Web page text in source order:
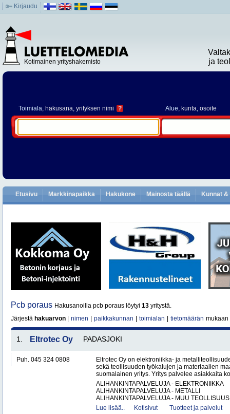
Kirjaudu
Kotimainen yrityshakemisto
ja
Toimiala, hakusana, yrityksen nimi ? Alue, kunta, osoite
Etusivu Markkinapaikka Hakukone Mainosta täällä Kunnat
Pcb poraus Hakusanoilla pcb poraus löytyi 13 yritystä.
Järjestä hakuarvon nimen paikkakunnan toimialan tietomäärän mukaan
1. Eltrotec Oy PADASJOKI
Puh. 045 324 0808
Eltrotec Oy on elektroniikka- ja
sekä teollisuuden työkalujen ja materiaalien
suomalainen yritys. Yritys palvelee asiakkaita
ALIHANKINTAPALVELUJA - ELEKTRONIIKKA
ALIHANKINTAPALVELUJA - METALLI
ALIHANKINTAPALVELUJA - MUU
Lue lisää..
Kotisivut Tuotteet ja palvelut